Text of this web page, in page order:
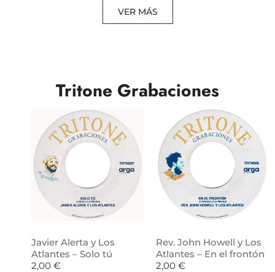
VER MÁS
Tritone Grabaciones
Javier Alerta y Los
Atlantes – Solo tú
2,00 €
Rev. John Howell y Los
Atlantes – En el frontón
2,00 €